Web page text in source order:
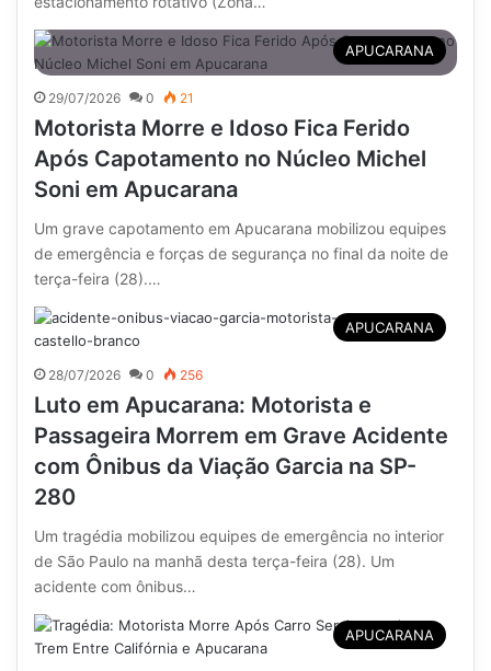
APUCARANA
29/07/2026 0 21
Motorista Morre e Idoso Fica Ferido
Após Capotamento no Núcleo Michel
Soni em Apucarana
Um grave capotamento em Apucarana mobilizou equipes
de emergência e forças de segurança no final da noite de
terça-feira (28).…
APUCARANA
28/07/2026 0 256
Luto em Apucarana: Motorista e
Passageira Morrem em Grave Acidente
com Ônibus da Viação Garcia na SP-
280
Um tragédia mobilizou equipes de emergência no interior
de São Paulo na manhã desta terça-feira (28). Um
acidente com ônibus…
APUCARANA